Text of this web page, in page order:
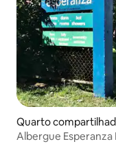
Quarto
Albergue